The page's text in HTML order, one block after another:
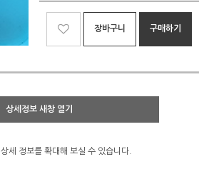
장바구니 구매하기
상세정보 새창 열기
상세 정보를 확대해 보실 수 있습니다.